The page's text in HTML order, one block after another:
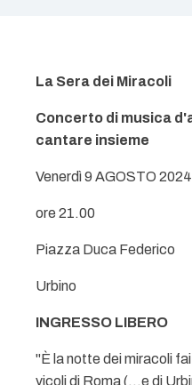
La Sera dei Miracoli
Concerto di musica
cantare insieme
Venerdì 9 AGOSTO 2024
ore 21.00
Piazza Duca Federico
Urbino
INGRESSO LIBERO
"È la notte dei miracoli
vicoli di Roma (...e di